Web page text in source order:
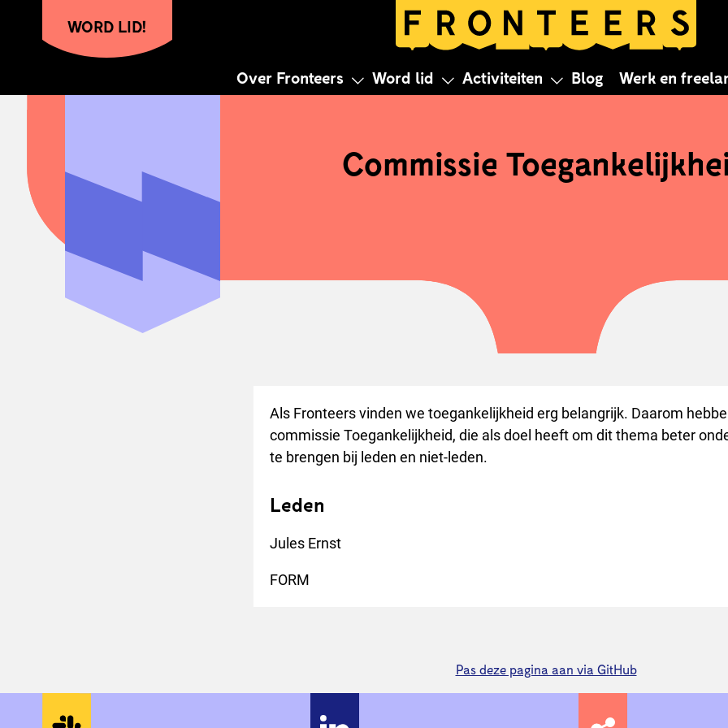
Commissie
Hoofdnavigatie
Over Fronteers Word lid Activiteiten Blog Werk en
WORD LID!
Commissie
Als Fronteers vinden we toegankelijkheid erg belangrijk. Daarom
commissie Toegankelijkheid, die als doel heeft om dit thema beter
te brengen bij leden en niet-leden.
Leden
Jules Ernst
FORM
Pas deze pagina aan via GitHub